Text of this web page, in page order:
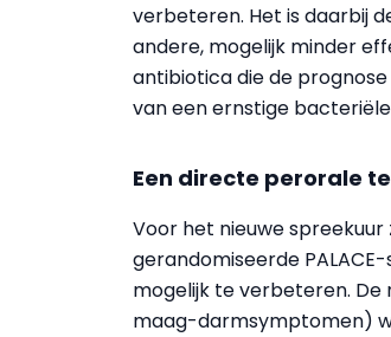
verbeteren. Het is daarbij
andere, mogelijk minder
antibiotica die de
van een ernstige
Een directe perorale
Voor het nieuwe
gerandomiseerde
mogelijk te verbeteren.
maag-darmsymptomen)